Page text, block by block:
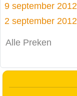
9 september 2012
2 september 2012
Alle Preken